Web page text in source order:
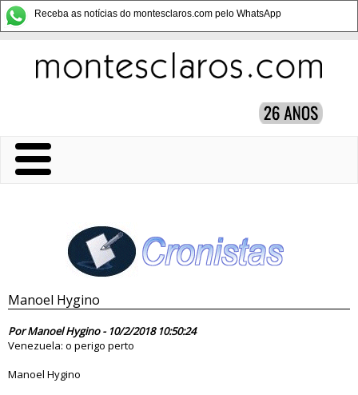
Receba as notícias do montesclaros.com pelo WhatsApp
Manoel Hygino
Por Manoel Hygino - 10/2/2018 10:50:24
Venezuela: o perigo perto
Manoel Hygino